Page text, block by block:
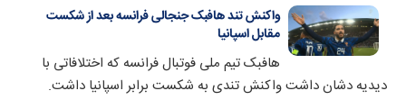
واکنش تند هافبک جنجالی فرانسه بعد از شکست
مقابل اسپانیا
هافبک تیم ملی فوتبال فرانسه که اختلافاتی با
دیدیه دشان داشت واکنش تندی به شکست برابر اسپانیا داشت.